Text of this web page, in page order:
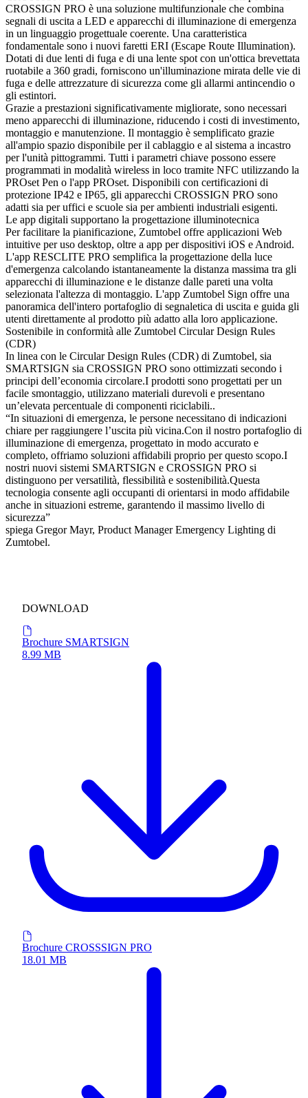
CROSSIGN PRO è una soluzione multifunzionale che combina
segnali di uscita a LED e apparecchi di illuminazione di emergenza
in un linguaggio progettuale coerente. Una caratteristica
fondamentale sono i nuovi faretti ERI (Escape Route Illumination).
Dotati di due lenti di fuga e di una lente spot con un'ottica brevettata
ruotabile a 360 gradi, forniscono un'illuminazione mirata delle vie di
fuga e delle attrezzature di sicurezza come gli allarmi antincendio o
gli estintori.
Grazie a prestazioni significativamente migliorate, sono necessari
meno apparecchi di illuminazione, riducendo i costi di investimento,
montaggio e manutenzione. Il montaggio è semplificato grazie
all'ampio spazio disponibile per il cablaggio e al sistema a incastro
per l'unità pittogrammi. Tutti i parametri chiave possono essere
programmati in modalità wireless in loco tramite NFC utilizzando la
PROset Pen o l'app PROset. Disponibili con certificazioni di
protezione IP42 e IP65, gli apparecchi CROSSIGN PRO sono
adatti sia per uffici e scuole sia per ambienti industriali esigenti.
Le app digitali supportano la progettazione illuminotecnica
Per facilitare la pianificazione, Zumtobel offre applicazioni Web
intuitive per uso desktop, oltre a app per dispositivi iOS e Android.
L'app RESCLITE PRO semplifica la progettazione della luce
d'emergenza calcolando istantaneamente la distanza massima tra gli
apparecchi di illuminazione e le distanze dalle pareti una volta
selezionata l'altezza di montaggio. L'app Zumtobel Sign offre una
panoramica dell'intero portafoglio di segnaletica di uscita e guida gli
utenti direttamente al prodotto più adatto alla loro applicazione.
Sostenibile in conformità alle Zumtobel Circular Design Rules
(CDR)
In linea con le Circular Design Rules (CDR) di Zumtobel, sia
SMARTSIGN sia CROSSIGN PRO sono ottimizzati secondo i
principi dell’economia circolare.I prodotti sono progettati per un
facile smontaggio, utilizzano materiali durevoli e presentano
un’elevata percentuale di componenti riciclabili..
“In situazioni di emergenza, le persone necessitano di indicazioni
chiare per raggiungere l’uscita più vicina.Con il nostro portafoglio di
illuminazione di emergenza, progettato in modo accurato e
completo, offriamo soluzioni affidabili proprio per questo scopo.I
nostri nuovi sistemi SMARTSIGN e CROSSIGN PRO si
distinguono per versatilità, flessibilità e sostenibilità.Questa
tecnologia consente agli occupanti di orientarsi in modo affidabile
anche in situazioni estreme, garantendo il massimo livello di
sicurezza”
spiega Gregor Mayr, Product Manager Emergency Lighting di
Zumtobel.
DOWNLOAD
Brochure SMARTSIGN
8.99 MB
Brochure CROSSSIGN PRO
18.01 MB